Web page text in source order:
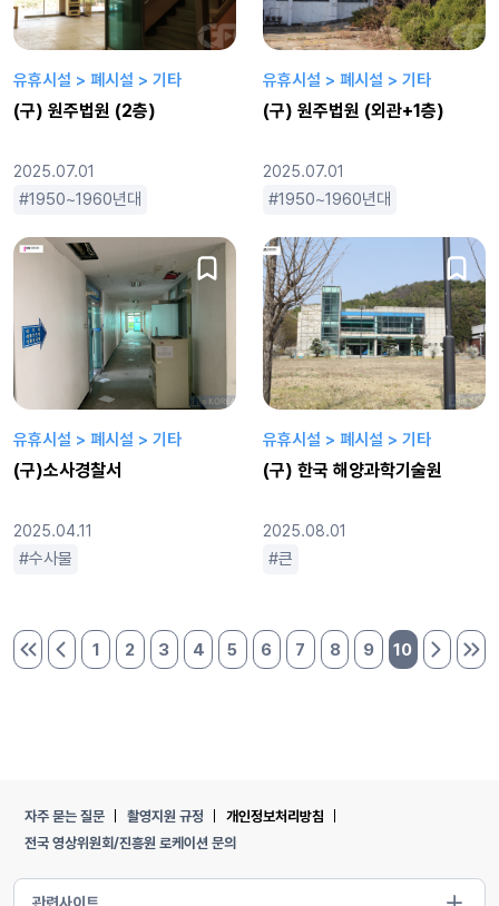
유휴시설 > 폐시설 > 기타
(구) 원주법원 (2층)
2025.07.01
1950~1960년대 1990년대
유휴시설 > 폐시설 > 기타
(구) 원주법원 (외관+1층)
2025.07.01
1950~1960년대
유휴시설 > 폐시설 > 기타
(구)소사경찰서
2025.04.11
수사물
유휴시설 > 폐시설 > 기타
(구) 한국 해양과학기술원
2025.08.01
큰
처음 페이지
이전 페이지
1 2 3 4 5 6 7 8 9 10
다음 페
마
자주 묻는 질문 촬영지원 규정
개인정보처리방침
전국 영상위원회/진흥원 로케이션 문의